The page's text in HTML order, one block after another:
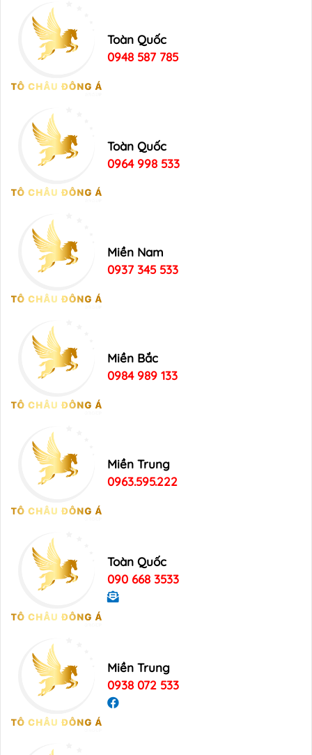
Toàn Quốc
0948 587 785
Toàn Quốc
0964 998 533
Miền Nam
0937 345 533
Miền Bắc
0984 989 133
Miền Trung
0963.595.222
Toàn Quốc
090 668 3533
Miền Trung
0938 072 533